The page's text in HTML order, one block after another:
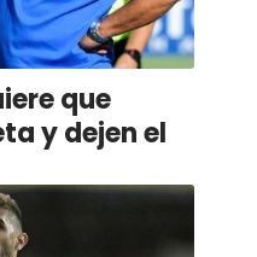
que
y dejen el